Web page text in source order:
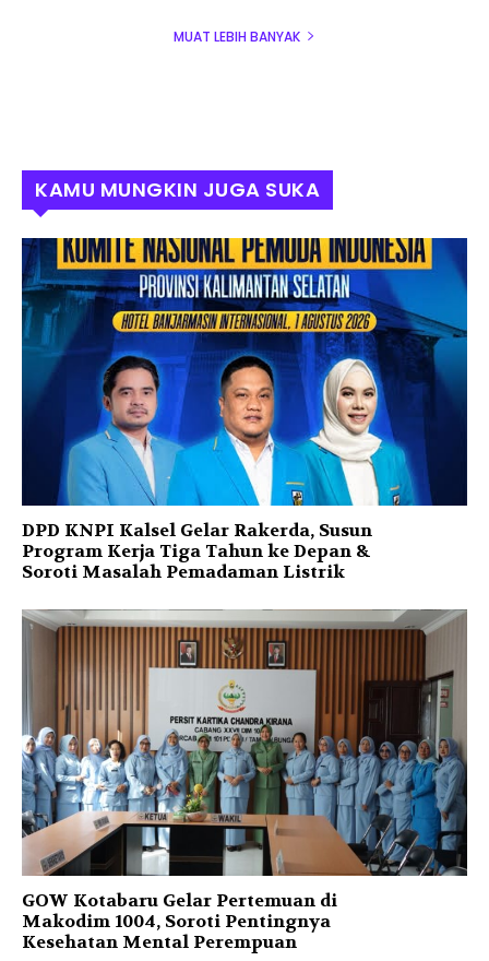
MUAT LEBIH BANYAK
KAMU MUNGKIN JUGA SUKA
DPD KNPI Kalsel Gelar Rakerda, Susun
Program Kerja Tiga Tahun ke Depan &
Soroti Masalah Pemadaman Listrik
GOW Kotabaru Gelar Pertemuan di
Makodim 1004, Soroti Pentingnya
Kesehatan Mental Perempuan